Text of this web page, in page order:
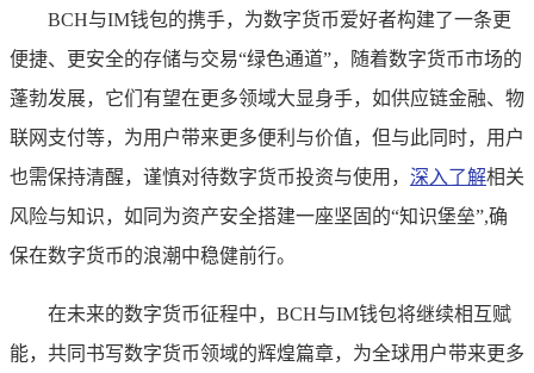
BCH与IM钱包的携手，为数字货币爱好者构建了一条更
便捷、更安全的存储与交易“绿色通道”，随着数字货币市场的
蓬勃发展，它们有望在更多领域大显身手，如供应链金融、物
联网支付等，为用户带来更多便利与价值，但与此同时，用户
也需保持清醒，谨慎对待数字货币投资与使用， 深入了解相关
风险与知识，如同为资产安全搭建一座坚固的“知识堡垒”,确
保在数字货币的浪潮中稳健前行。
在未来的数字货币征程中，BCH与IM钱包将继续相互赋
能，共同书写数字货币领域的辉煌篇章，为全球用户带来更多